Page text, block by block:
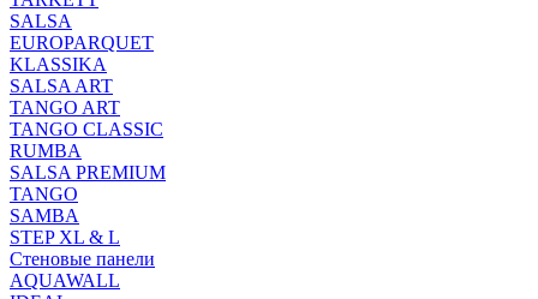
SALSA
EUROPARQUET
KLASSIKA
SALSA ART
TANGO ART
TANGO CLASSIC
RUMBA
SALSA PREMIUM
TANGO
SAMBA
STEP XL & L
Стеновые панели
AQUAWALL